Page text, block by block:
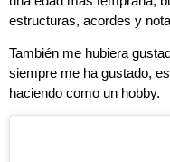
estructuras, acordes y
También me hubiera
siempre me ha gustado,
haciendo como un hobby.